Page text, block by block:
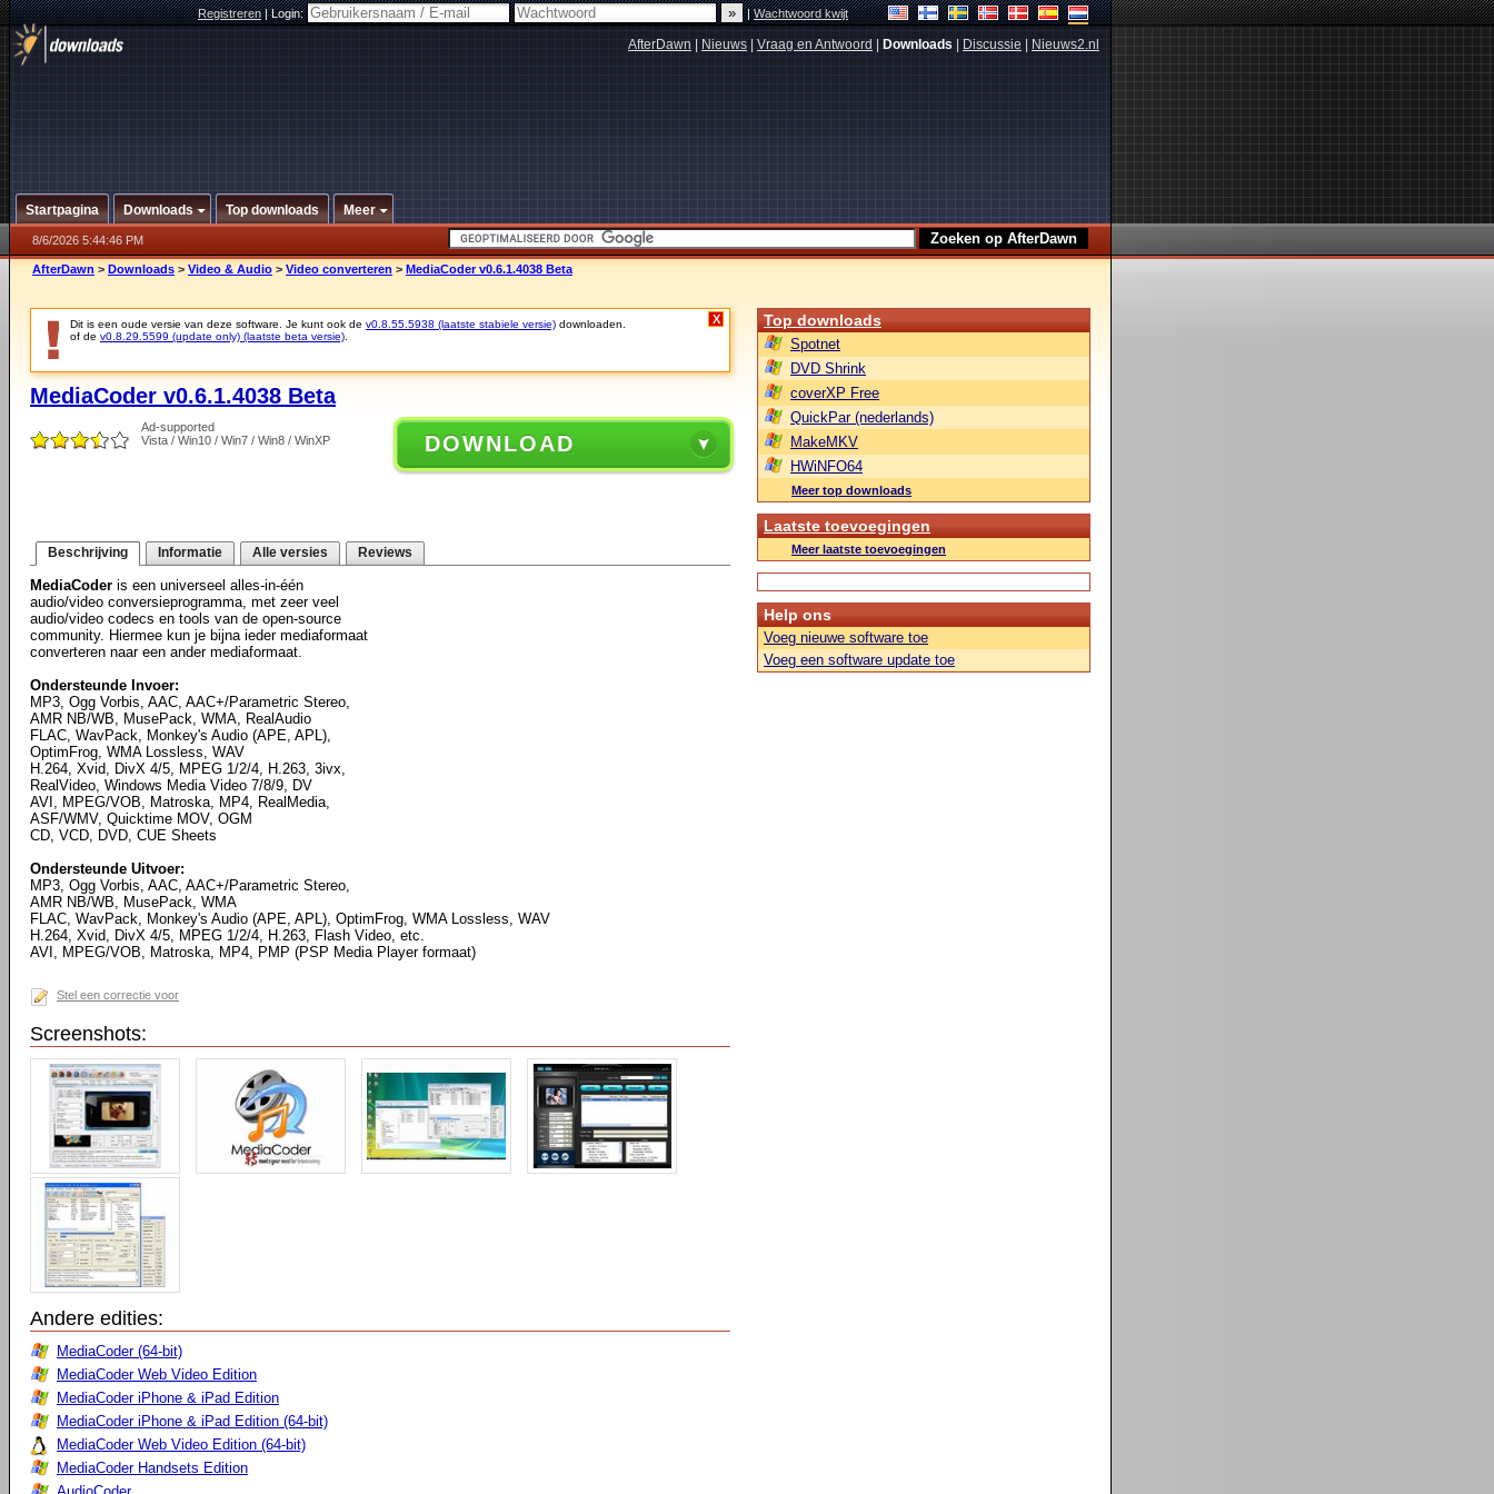
Registreren|Login: |Wachtwoord kwijt
AfterDawn Nieuws Vraag en Antwoord Downloads Discussie Nieuws2.nl
Startpagina Downloads Top downloads Meer
8/6/2026 5:44:46 PM
AfterDawn > Downloads > Video & Audio > Video converteren > MediaCoder v0.6.1.4038 Beta
Dit is een oude versie van deze software. Je kunt ook de v0.8.55.5938 (laatste stabiele versie) downloaden.
of de v0.8.29.5599 (update only) (laatste beta versie)
X
MediaCoder v0.6.1.4038 Beta
Ad-supported
Vista / Win10 / Win7 / Win8 / WinXP
DOWNLOAD
Beschrijving Informatie Alle versies Reviews
MediaCoder is een universeel alles-in-één
audio/video conversieprogramma, met zeer veel
audio/video codecs en tools van de open-source
community. Hiermee kun je bijna ieder mediaformaat
converteren naar een ander mediaformaat.
Ondersteunde Invoer:
MP3, Ogg Vorbis, AAC, AAC+/Parametric Stereo,
AMR NB/WB, MusePack, WMA, RealAudio
FLAC, WavPack, Monkey's Audio (APE, APL),
OptimFrog, WMA Lossless, WAV
H.264, Xvid, DivX 4/5, MPEG 1/2/4, H.263, 3ivx,
RealVideo, Windows Media Video 7/8/9, DV
AVI, MPEG/VOB, Matroska, MP4, RealMedia,
ASF/WMV, Quicktime MOV, OGM
CD, VCD, DVD, CUE Sheets
Ondersteunde Uitvoer:
MP3, Ogg Vorbis, AAC, AAC+/Parametric Stereo,
AMR NB/WB, MusePack, WMA
FLAC, WavPack, Monkey's Audio (APE, APL), OptimFrog, WMA Lossless, WAV
H.264, Xvid, DivX 4/5, MPEG 1/2/4, H.263, Flash Video, etc.
AVI, MPEG/VOB, Matroska, MP4, PMP (PSP Media Player formaat)
Stel een correctie voor
Screenshots:
Andere edities:
MediaCoder (64-bit)
MediaCoder Web Video Edition
MediaCoder iPhone & iPad Edition
MediaCoder iPhone & iPad Edition (64-bit)
MediaCoder Web Video Edition (64-bit)
MediaCoder Handsets Edition
Top downloads
Spotnet
DVD Shrink
coverXP Free
QuickPar (nederlands)
MakeMKV
HWiNFO64
Meer top downloads
Laatste toevoegingen
Meer laatste toevoegingen
Help ons
Voeg nieuwe software toe
Voeg een software update toe